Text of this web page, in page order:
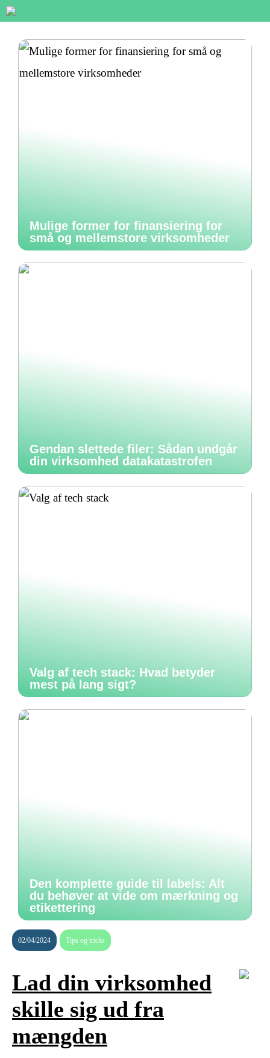
Mulige former for finansiering for
små og mellemstore virksomheder
Gendan slettede filer: Sådan undgår
din virksomhed datakatastrofen
Valg af tech stack: Hvad betyder
mest på lang sigt?
Den komplette guide til labels: Alt
du behøver at vide om mærkning og
etikettering
02/04/2024 Tips og tricks
Lad din virksomhed
skille sig ud fra
mængden